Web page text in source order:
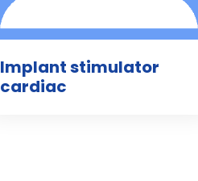
Implant stimulator
cardiac